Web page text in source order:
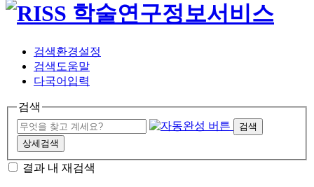
검색환경설정
검색도움말
다국어입력
검색
검색
상세검색
결과 내 재검색